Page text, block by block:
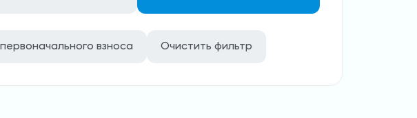
взноса Очистить фильтр